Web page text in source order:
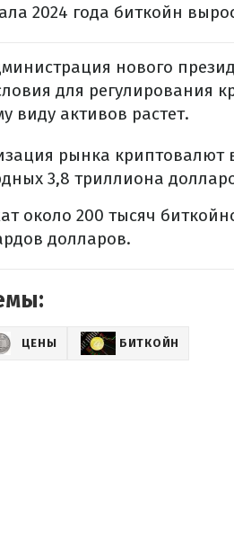
2024 года биткойн
нового
для регулирования
виду активов растет.
рынка криптовалют
3,8 триллиона
около 200 тысяч
долларов.
ЦЕНЫ БИТКОЙН